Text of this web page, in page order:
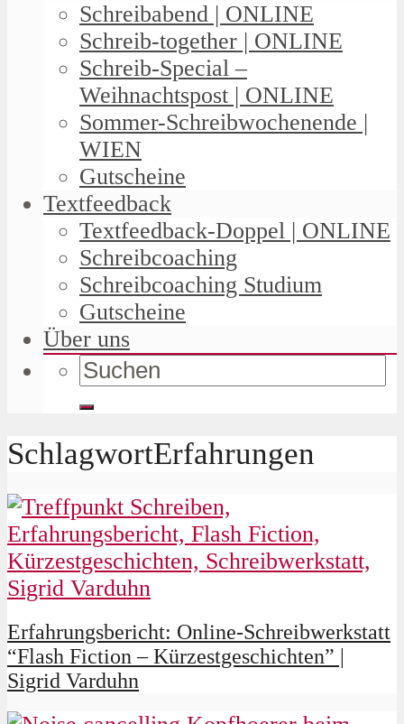
Schreibabend | ONLINE
Schreib-together | ONLINE
Schreib-Special –
Weihnachtspost | ONLINE
Sommer-Schreibwochenende |
WIEN
Gutscheine
Textfeedback
Textfeedback-Doppel | ONLINE
Schreibcoaching
Schreibcoaching Studium
Gutscheine
Über uns
SchlagwortErfahrungen
Erfahrungsbericht: Online-Schreibwerkstatt
“Flash Fiction – Kürzestgeschichten” |
Sigrid Varduhn